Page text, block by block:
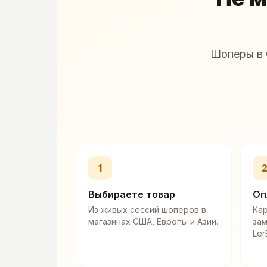
Шоперы в
1
Выбираете товар
Из живых сессий шоперов в
магазинах США, Европы и Азии.
2